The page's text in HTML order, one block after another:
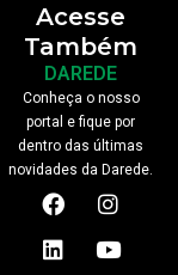
Acesse
Também
DAREDE
Conheça o nosso
portal e fique por
dentro das últimas
novidades da Darede.
F
a
c
e
I
n
s
t
L
i
n
k
Y
o
u
t